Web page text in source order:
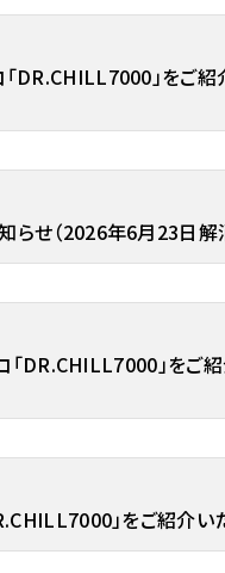
DR.CHILL7000」をご紹
らせ（2026年6月23日解
DR.CHILL7000」をご
」をご紹介い